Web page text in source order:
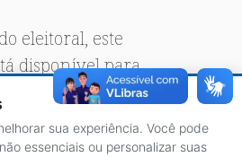
eleitoral, este
disponível para
sua experiência. Você pode
essenciais ou personalizar suas